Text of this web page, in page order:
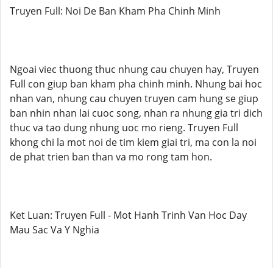
Truyen Full: Noi De Ban Kham Pha Chinh Minh
Ngoai viec thuong thuc nhung cau chuyen hay, Truyen
Full con giup ban kham pha chinh minh. Nhung bai hoc
nhan van, nhung cau chuyen truyen cam hung se giup
ban nhin nhan lai cuoc song, nhan ra nhung gia tri dich
thuc va tao dung nhung uoc mo rieng. Truyen Full
khong chi la mot noi de tim kiem giai tri, ma con la noi
de phat trien ban than va mo rong tam hon.
Ket Luan: Truyen Full - Mot Hanh Trinh Van Hoc Day
Mau Sac Va Y Nghia